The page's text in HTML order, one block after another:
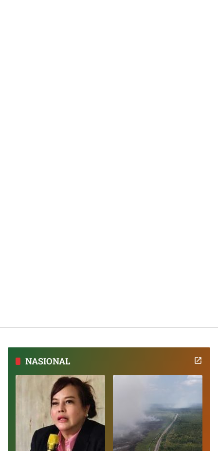
NASIONAL